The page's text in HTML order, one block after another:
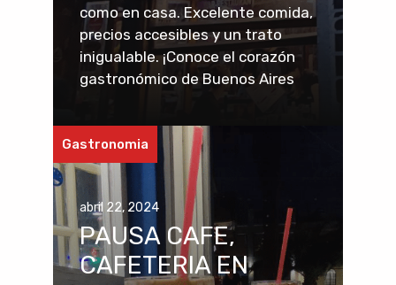
como en casa. Excelente comida,
precios accesibles y un trato
inigualable. ¡Conoce el corazón
gastronómico de Buenos Aires
Gastronomia
abril 22, 2024
PAUSA CAFE,
CAFETERIA EN